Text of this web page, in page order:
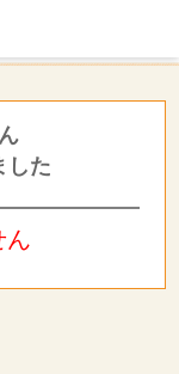
した
ん